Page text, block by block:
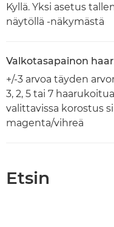
Kyllä. Yksi asetus
näytöllä -näkymästä
Valkotasapainon
+/-3 arvoa täyden
3, 2, 5 tai 7
valittavissa korostus
magenta/vihreä
Etsin